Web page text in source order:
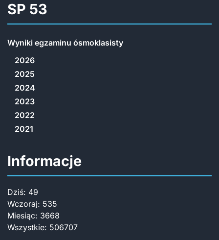
SP 53
Wyniki egzaminu ósmoklasisty
2026
2025
2024
2023
2022
2021
Informacje
Dziś: 49
Wczoraj: 535
Miesiąc: 3668
Wszystkie: 506707